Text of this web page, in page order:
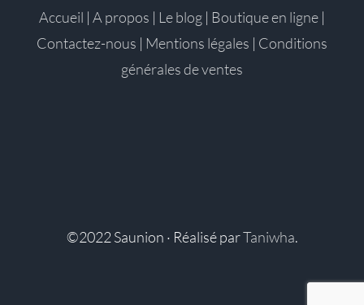
Accueil | A propos | Le blog | Boutique en ligne |
Contactez-nous | Mentions légales | Conditions
générales de ventes
©2022 Saunion · Réalisé parTaniwha.